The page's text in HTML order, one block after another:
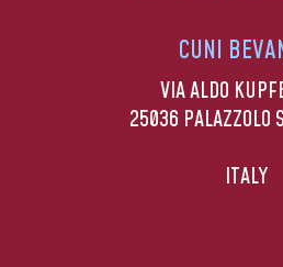
CUNI
VIA ALDO
25036 PALAZZOLO
ITALY